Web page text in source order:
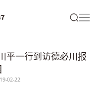
平一行到访德必川报
02-22